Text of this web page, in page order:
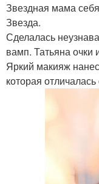
Звездная мама
Звезда.
Сделалась
вамп. Татьяна очки
Яркий макияж
которая отличалась